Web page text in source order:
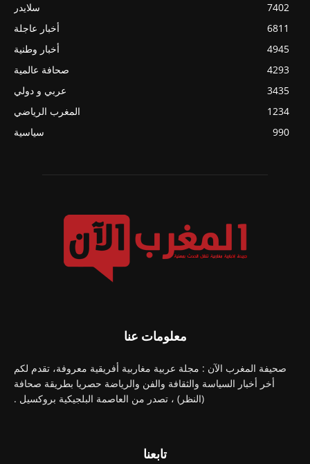
سلايدر
7402
أخبار عاجلة
6811
أخبار وطنية
4945
صحافة عالمية
4293
عربي و دولي
3435
المغرب الرياضي
1234
سياسية
990
معلومات عنا
صحيفة المغرب الآن : مجلة عربية مغاربية أفريقية معروفة، تقدم لكم
أخر أخبار السياسة والثقافة والفن والرياضة حصريا بطريقة صحافة
(النظر) ، تصدر من العاصمة البلجيكية بروكسيل .
تابعنا